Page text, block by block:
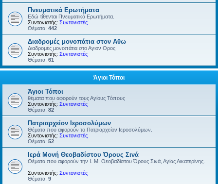
Πνευματικά Ερωτήματα
Εδώ τίθενται Πνευματικά Ερωτήματα.
Συντονιστής: Συντονιστές
Θέματα: 442
Διαδρομές μονοπάτια στον Αθω
Διαδρομές μονοπάτια στο Αγιον Ορος
Συντονιστής: Συντονιστές
Θέματα: 61
Άγιοι Τόποι
Άγιοι Τόποι
θέματα που αφορούν τους Αγίους Τόπους
Συντονιστής: Συντονιστές
Θέματα: 82
Πατριαρχείον Ιεροσολύμων
Θέματα που αφορούν το Πατριαρχείον Ιεροσολύμων.
Συντονιστής: Συντονιστές
Θέματα: 52
Ιερά Μονή Θεοβαδίστου Όρους Σινά
Θέματα που αφορούν την Ι. Μ. Θεοβαδίστου Όρους Σινά, Αγίας Αικατερίνης.
Συντονιστής: Συντονιστές
Θέματα: 9